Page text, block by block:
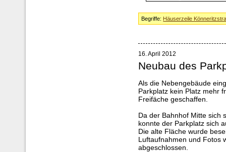
Begriffe: Häuserzeile
16. April 2012
Neubau des
Als die Nebengebäude
Parkplatz kein Platz mehr
Freifäche geschaffen.
Da der Bahnhof Mitte sich
konnte der Parkplatz sich
Die alte Fläche wurde
Luftaufnahmen und Fotos
abgeschlossen.